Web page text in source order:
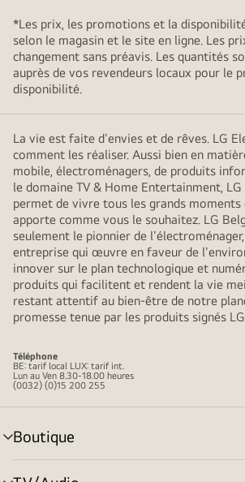
*Les prix, les promotions et la
selon le magasin et le site en ligne. Les
changement sans préavis. Les quantités
auprès de vos revendeurs locaux pour le
disponibilité.
La vie est faite d'envies et de rêves. LG
comment les réaliser. Aussi bien en
mobile, électroménagers, de produits
le domaine TV & Home Entertainment,
permet de vivre tous les grands moments
apporte comme vous le souhaitez. LG
seulement le pionnier de
entreprise qui œuvre en faveur de
innover sur le plan technologique et
produits qui facilitent et rendent la vie
restant attentif au bien-être de notre
promesse tenue par les produits signés
Téléphone
BE: tarif local LUX: tarif int.
Lun au Ven 8.30-18.00 heures
(0032) (0)15 200 255
Boutique
menu
déroulant